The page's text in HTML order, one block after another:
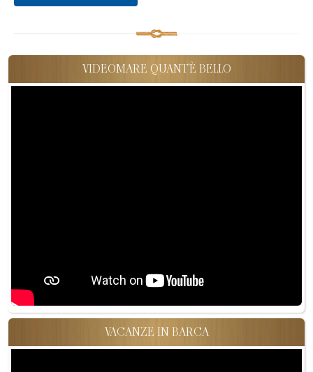
VIDEOMARE QUANT'È BELLO
VACANZE IN BARCA